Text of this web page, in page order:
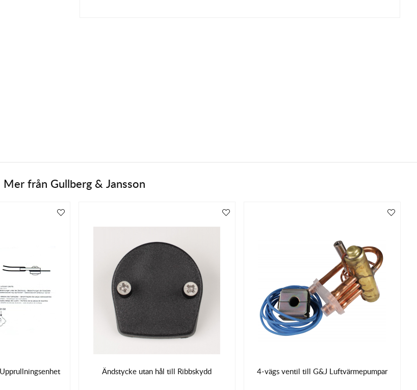
Mer från Gullberg & Jansson
Ändstycke utan hål till Ribbskydd 4-vägs ventil till G&J Luftvärmepumpar